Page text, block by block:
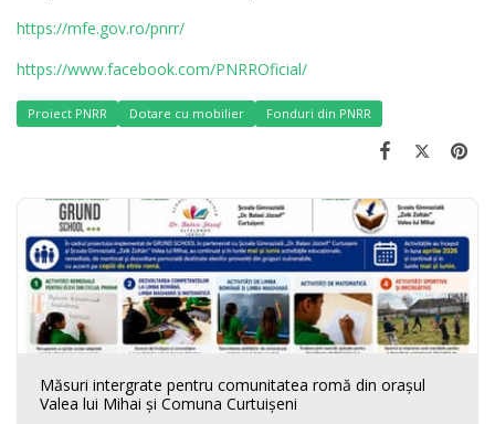
https://mfe.gov.ro/pnrr/
https://www.facebook.com/PNRROficial/
Proiect PNRR Dotare cu mobilier Fonduri din PNRR
Măsuri intergrate pentru comunitatea romă din orașul
Valea lui Mihai și Comuna Curtuișeni